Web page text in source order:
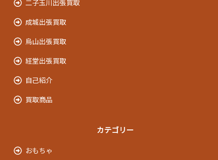
二子玉川出張買取
成城出張買取
烏山出張買取
経堂出張買取
自己紹介
買取商品
カテゴリー
おもちゃ